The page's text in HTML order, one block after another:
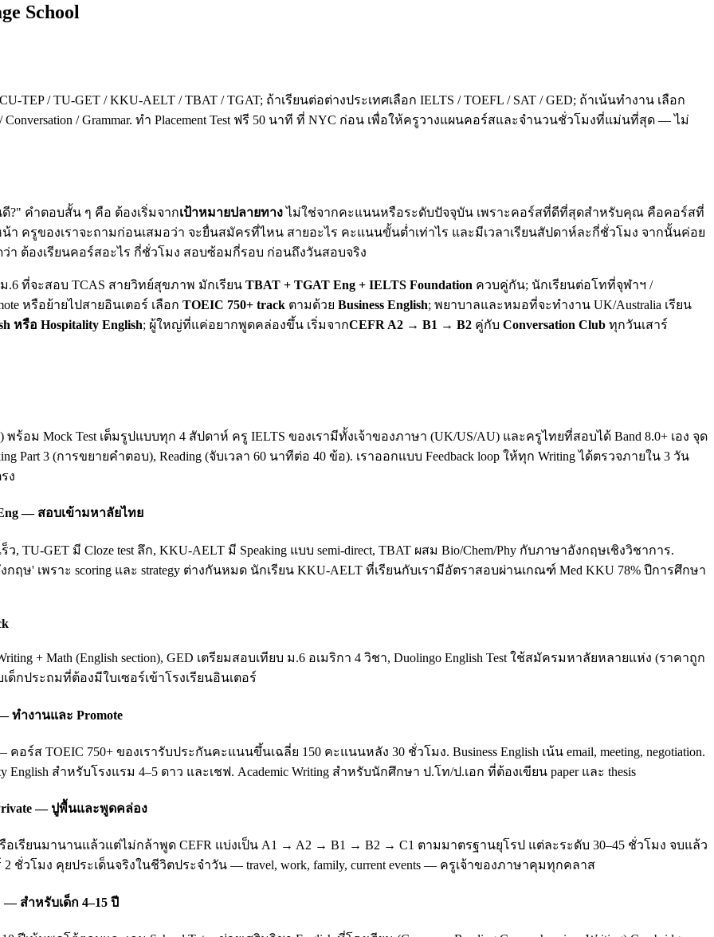
School
/ TU-GET / KKU-AELT / TBAT / TGAT; ถ้าเรียนต่อต่างประเทศเลือก IELTS / TOEFL / SAT / GED; ถ้าเน้นทำงาน เลือก
Conversation / Grammar. ทำ Placement Test ฟรี 50 นาที ที่ NYC ก่อน เพื่อให้ครูวางแผนคอร์สและจำนวนชั่วโมงที่แม่นที่สุด — ไม่
?" คำตอบสั้น ๆ คือ ต้องเริ่มจากเป้าหมายปลายทางไม่ใช่จากคะแนนหรือระดับปัจจุบัน เพราะคอร์สที่ดีที่สุดสำหรับคุณ คือคอร์สที่
ครูของเราจะถามก่อนเสมอว่า จะยื่นสมัครที่ไหน สายอะไร คะแนนขั้นต่ำเท่าไร และมีเวลาเรียนสัปดาห์ละกี่ชั่วโมง จากนั้นค่อย
ดว่า ต้องเรียนคอร์สอะไร กี่ชั่วโมง สอบซ้อมกี่รอบ ก่อนถึงวันสอบจริง
ที่จะสอบ TCAS สายวิทย์สุขภาพ มักเรียน TBAT + TGAT Eng + IELTS Foundation ควบคู่กัน; นักเรียนต่อโทที่จุฬาฯ /
หรือย้ายไปสายอินเตอร์ เลือก TOEIC 750+ track ตามด้วย Business English; พยาบาลและหมอที่จะทำงาน UK/Australia เรียน
หรือ Hospitality English; ผู้ใหญ่ที่แค่อยากพูดคล่องขึ้น เริ่มจากCEFR A2 → B1 → B2 คู่กับ Conversation Club ทุกวันเสาร์
พร้อม Mock Test เต็มรูปแบบทุก 4 สัปดาห์ ครู IELTS ของเรามีทั้งเจ้าของภาษา (UK/US/AU) และครูไทยที่สอบได้ Band 8.0+ เอง จุด
Part 3 (การขยายคำตอบ), Reading (จับเวลา 60 นาทีต่อ 40 ข้อ). เราออกแบบ Feedback loop ให้ทุก Writing ได้ตรวจภายใน 3 วัน
ง
Eng — สอบเข้ามหาลัยไทย
TU-GET มี Cloze test ลึก, KKU-AELT มี Speaking แบบ semi-direct, TBAT ผสม Bio/Chem/Phy กับภาษาอังกฤษเชิงวิชาการ.
ษ' เพราะ scoring และ strategy ต่างกันหมด นักเรียน KKU-AELT ที่เรียนกับเรามีอัตราสอบผ่านเกณฑ์ Med KKU 78% ปีการศึกษา
+ Math (English section), GED เตรียมสอบเทียบ ม.6 อเมริกา 4 วิชา, Duolingo English Test ใช้สมัครมหาลัยหลายแห่ง (ราคาถูก
เด็กประถมที่ต้องมีใบเซอร์เข้าโรงเรียนอินเตอร์
— ทำงานและ Promote
TOEIC 750+ ของเรารับประกันคะแนนขึ้นเฉลี่ย 150 คะแนนหลัง 30 ชั่วโมง. Business English เน้น email, meeting, negotiation.
English สำหรับโรงแรม 4–5 ดาว และเชฟ. Academic Writing สำหรับนักศึกษา ป.โท/ป.เอก ที่ต้องเขียน paper และ thesis
Private — ปูพื้นและพูดคล่อง
เรียนมานานแล้วแต่ไม่กล้าพูด CEFR แบ่งเป็น A1 → A2 → B1 → B2 → C1 ตามมาตรฐานยุโรป แต่ละระดับ 30–45 ชั่วโมง จบแล้ว
2 ชั่วโมง คุยประเด็นจริงในชีวิตประจำวัน — travel, work, family, current events — ครูเจ้าของภาษาคุมทุกคลาส
— สำหรับเด็ก 4–15 ปี